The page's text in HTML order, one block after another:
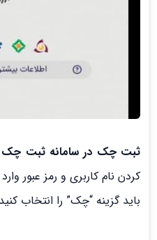
ثبت چک در سامانه ثبت چک
کردن نام کاربری و رمز عبور
باید گزینه “چک” را انتخاب